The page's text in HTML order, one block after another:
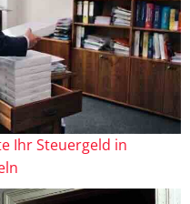
Ihr Steuergeld in